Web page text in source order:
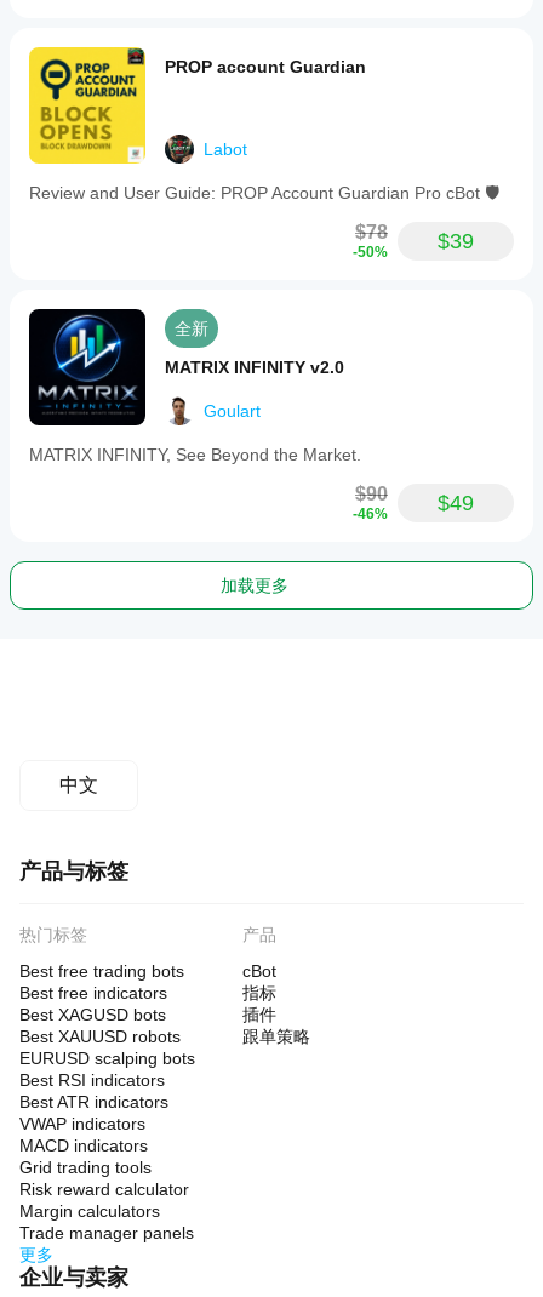
PROP account Guardian
Labot
Review and User Guide: PROP Account Guardian Pro cBot 🛡️
$78
-50% $39
全新
MATRIX INFINITY v2.0
Goulart
MATRIX INFINITY, See Beyond the Market.
$90
-46% $49
加载更多
中文
产品与标签
热门标签
Best free trading bots
Best free indicators
Best XAGUSD bots
Best XAUUSD robots
EURUSD scalping bots
Best RSI indicators
Best ATR indicators
VWAP indicators
MACD indicators
Grid trading tools
Risk reward calculator
Margin calculators
Trade manager panels
更多
产品
cBot
指标
插件
跟单策略
企业与卖家